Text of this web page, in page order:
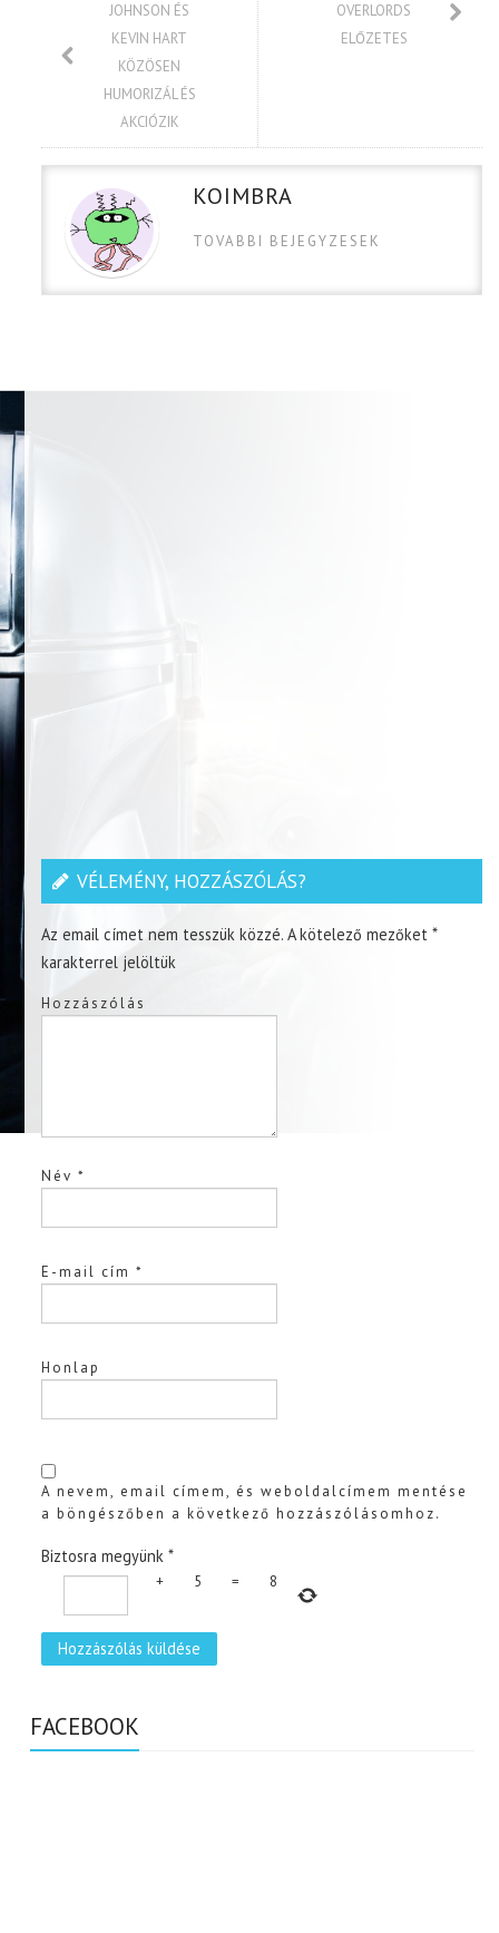
JOHNSON ÉS
KEVIN HART
KÖZÖSEN
HUMORIZÁL ÉS
AKCIÓZIK
OVERLORDS
ELŐZETES
KOIMBRA
TOVABBI BEJEGYZESEK
VÉLEMÉNY, HOZZÁSZÓLÁS?
Az email címet nem tesszük közzé. A kötelező mezőket*
karakterrel jelöltük
Hozzászólás
Név*
E-mail cím*
Honlap
A nevem, email címem, és weboldalcímem mentése
a böngészőben a következő hozzászólásomhoz.
Biztosra megyünk *
+ 5 = 8
FACEBOOK